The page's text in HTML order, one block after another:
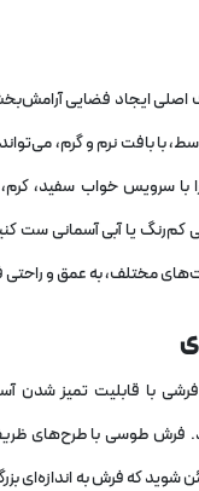
اصلی ایجاد فضایی
با بافت نرم و گرم،
با سرویس خواب سفید،
کم‌رنگ یا آبی آسمانی ست
مختلف، به عمق و راحتی
با قابلیت تمیز شدن
فرش طوسی با طرح‌های
که فرش به اندازه‌ای